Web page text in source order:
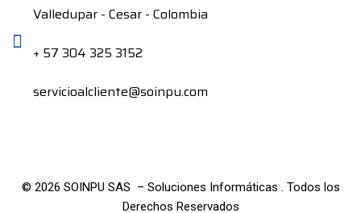
Valledupar - Cesar - Colombia
+ 57 304 325 3152
servicioalcliente@soinpu.com
© 2026 SOINPU SAS – Soluciones Informáticas . Todos los
Derechos Reservados